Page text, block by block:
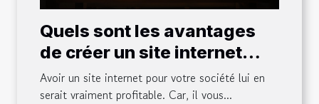
Quels sont les avantages
de créer un site internet
pour son entreprise ?
Avoir un site internet pour votre société lui en
serait vraiment profitable. Car, il vous...